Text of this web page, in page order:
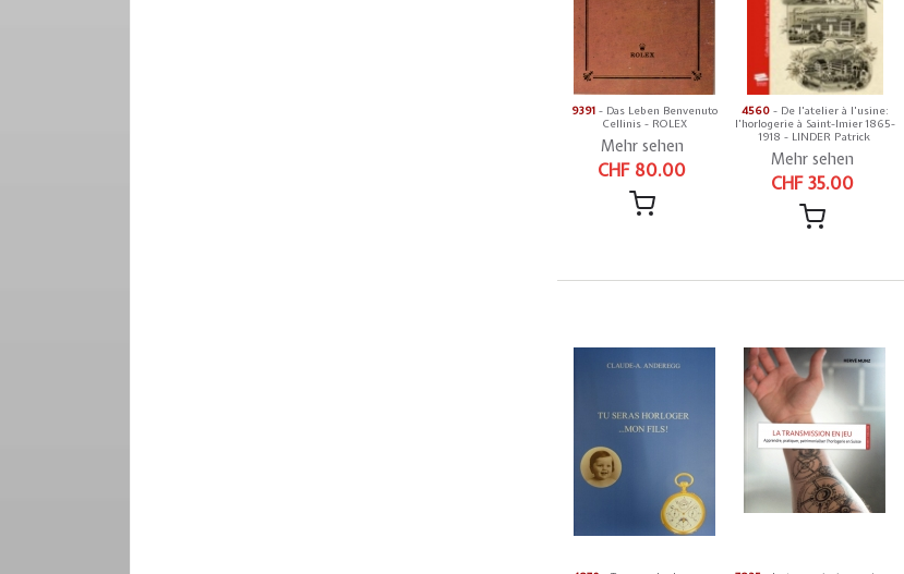
9391- Das Leben Benvenuto
Cellinis - ROLEX
Mehr sehen
CHF 80.00
4560- De l'atelier à l'usine:
l'horlogerie à Saint-Imier 1865-
1918 - LINDER Patrick
Mehr sehen
CHF 35.00